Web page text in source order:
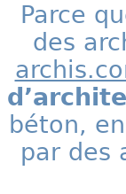
Parce
des
béton,
par des